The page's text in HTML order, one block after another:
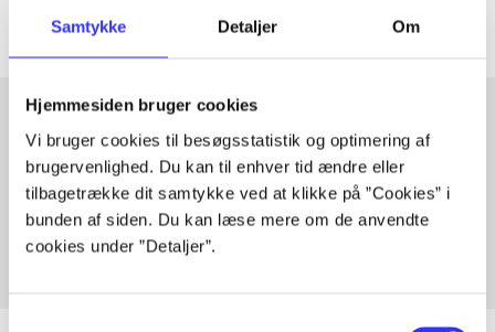
Samtykke Detaljer Om
Hjemmesiden bruger cookies
Vi bruger cookies til besøgsstatistik og optimering af
brugervenlighed. Du kan til enhver tid ændre eller
tilbagetrække dit samtykke ved at klikke på ”Cookies” i
bunden af siden. Du kan læse mere om de anvendte
cookies under ”Detaljer”.
Artikler med samme emner
Fra